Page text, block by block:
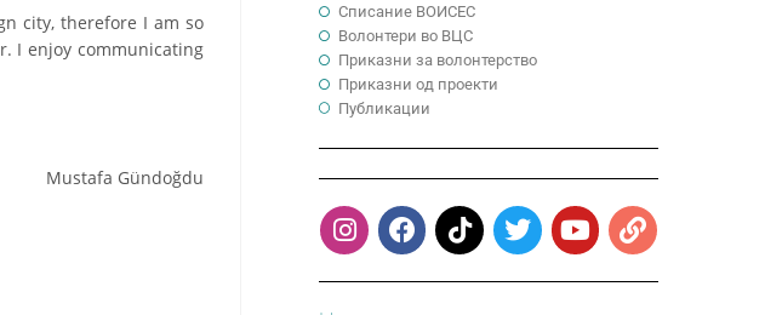
city, therefore I am so
I enjoy communicating
Mustafa Gündoğdu
Cписание ВОИСЕС
Волонтери во ВЦС
Приказни за волонтерство
Приказни од проекти
Публикации